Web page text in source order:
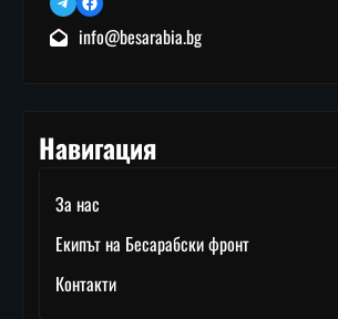
info@besarabia.bg
Навигация
За нас
Екипът на Бесарабски фронт
Контакти